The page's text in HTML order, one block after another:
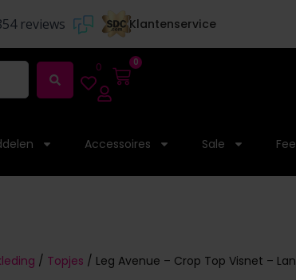
reviews Klantenservice
0 0
Accessoires Sale
/ Topjes / Leg Avenue – Crop Top Visnet –